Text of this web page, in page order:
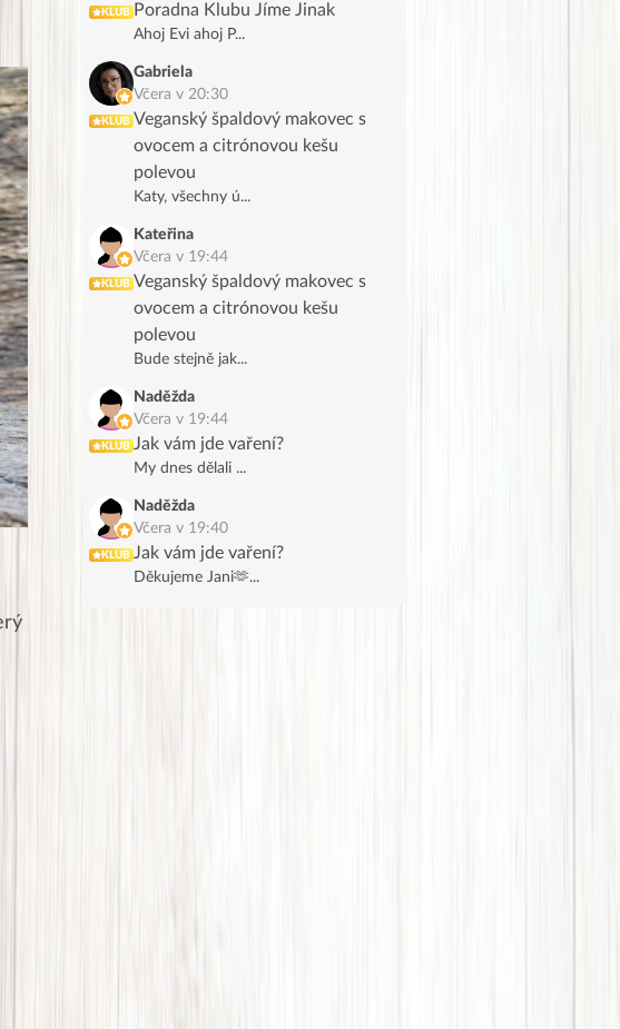
KLUB Poradna Klubu Jíme Jinak
Ahoj Evi ahoj P...
KLUB
Gabriela
Včera v 20:30
Veganský špaldový makovec s
ovocem a citrónovou kešu
polevou
Katy, všechny ú...
KLUB
Kateřina
Včera v 19:44
Veganský špaldový makovec s
ovocem a citrónovou kešu
polevou
Bude stejně jak...
KLUB
Naděžda
Včera v 19:44
Jak vám jde vaření?
My dnes dělali ...
KLUB
Naděžda
Včera v 19:40
Jak vám jde vaření?
Děkujeme Jani🫶...